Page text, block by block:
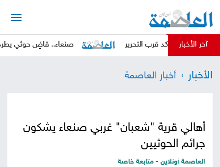
وتحليلات
آخر الأخبار
تؤكد قرب التحرير صنعاء.. قاضٍ حوثي يطرد محاميًا
الأخبار أخبار العاصمة
أهالي قرية "شعبان" غربي صنعاء يشكون
جرائم الحوثيين
العاصمة أونلاين - متابعة خاصة